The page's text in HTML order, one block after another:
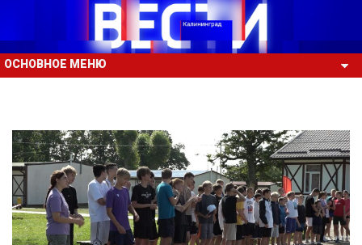
ОСНОВНОЕ МЕНЮ